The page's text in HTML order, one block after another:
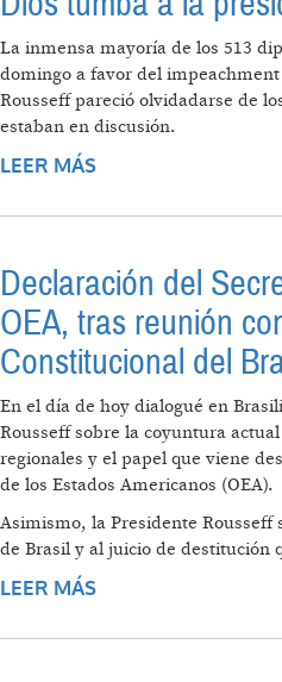
La inmensa mayoría de los 513
domingo a favor del
Rousseff pareció olvidadarse de
estaban en discusión.
LEER MÁS
Declaración del
OEA, tras reunión
Constitucional del
En el día de hoy dialogué en
Rousseff sobre la coyuntura
regionales y el papel que viene
de los Estados Americanos (OEA).
Asimismo, la Presidente
de Brasil y al juicio de destitución
LEER MÁS
PRESIDENTE